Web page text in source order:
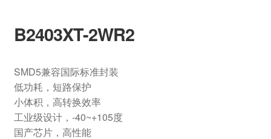
B2403XT-2WR2
SMD5兼容国际标准封装
低功耗，短路保护
小体积，高转换效率
工业级设计，-40~+105度
国产芯片，高性能